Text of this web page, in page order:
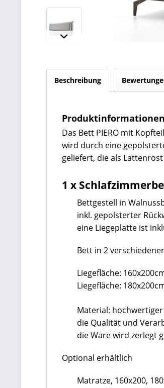
Beschreibung
Das Bett PIERO mit
wird durch eine
geliefert, die als
1 x
Bettgestell in
inkl. gepolsterter
eine Liegeplatte ist
Bett in 2
Liegefläche:
Liegefläche:
Material:
die Qualität und
die Ware wird zerlegt
Optional erhältlich
Matratze, 160x200,